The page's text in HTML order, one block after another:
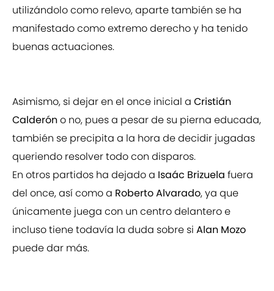
utilizándolo como relevo, aparte también se ha
manifestado como extremo derecho y ha tenido
buenas actuaciones.
Asimismo, si dejar en el once inicial a Cristián
Calderón o no, pues a pesar de su pierna educada,
también se precipita a la hora de decidir jugadas
queriendo resolver todo con disparos.
En otros partidos ha dejado a Isaác Brizuela fuera
del once, así como a Roberto Alvarado, ya que
únicamente juega con un centro delantero e
incluso tiene todavía la duda sobre si Alan Mozo
puede dar más.